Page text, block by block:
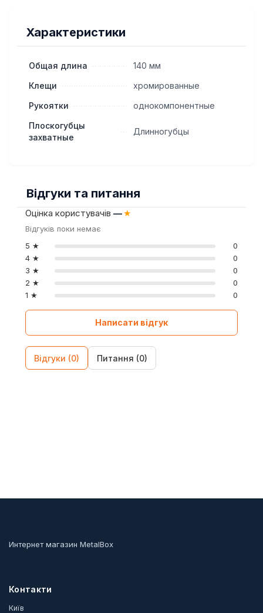
Характеристики
Общая длина
140 мм
Клещи
хромированные
Рукоятки
однокомпонентные
Плоскогубцы
захватные
Длинногубцы
Відгуки та питання
Оцінка користувачів —★
Відгуків поки немає
5 ★
0
4 ★
0
3 ★
0
2 ★
0
1 ★
0
Написати відгук
Відгуки (0) Питання (0)
Интернет магазин MetalBox
Контакти
Київ